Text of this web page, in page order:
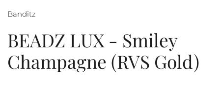
Banditz
BEADZ LUX - Smiley
Champagne (RVS Gold)